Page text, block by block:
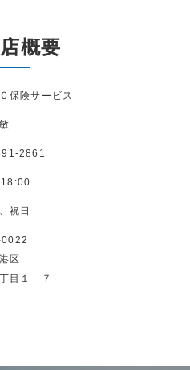
概要
保険サービス
2861
祝日
区
目１－７